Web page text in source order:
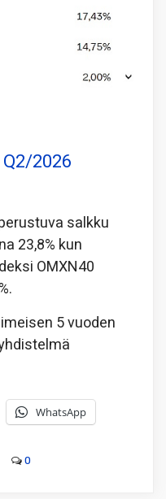
2026
salkku
23,8% kun
OMXN40
5 vuoden
WhatsApp
0